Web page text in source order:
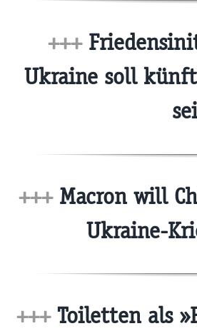
+++
Ukraine soll
+++Macron will
Ukraine-
+++Toiletten als